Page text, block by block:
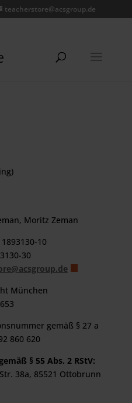
teacherstore@acsgroup.de
Moritz Zeman
10
30
München
gemäß § 27 a
860 620
§ 55 Abs. 2 RStV:
38a, 85521 Ottobrunn